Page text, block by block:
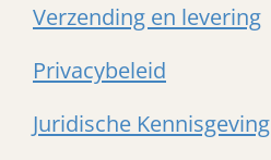
Verzending en levering
Privacybeleid
Juridische Kennisgeving